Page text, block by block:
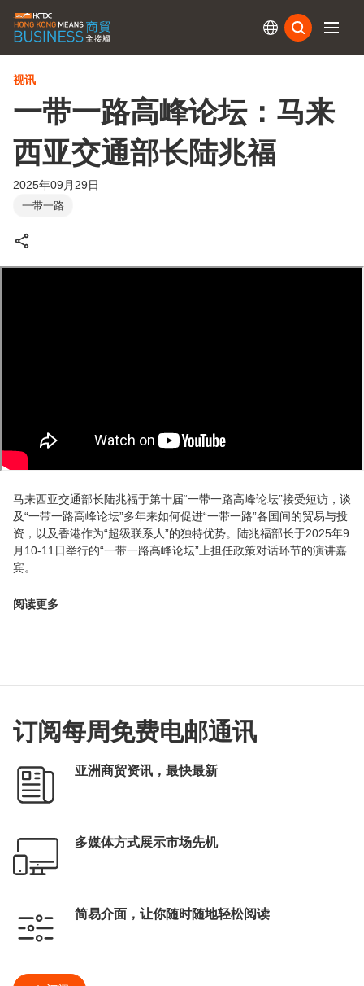
视讯
一带一路高峰论坛：马来
西亚交通部长陆兆福
2025年09月29日
一带一路
马来西亚交通部长陆兆福于第十届“一带一路高峰论坛”接受短访，谈
及“一带一路高峰论坛”多年来如何促进“一带一路”各国间的贸易与投
资，以及香港作为“超级联系人”的独特优势。陆兆福部长于2025年9
月10-11日举行的“一带一路高峰论坛”上担任政策对话环节的演讲嘉
宾。
阅读更多
订阅每周免费电邮通讯
亚洲商贸资讯，最快最新
多媒体方式展示市场先机
简易介面，让你随时随地轻松阅读